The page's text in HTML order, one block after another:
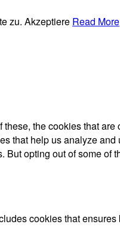
zu. Akzeptiere Read More
the cookies that
that help us analyze
opting out of some
cookies that